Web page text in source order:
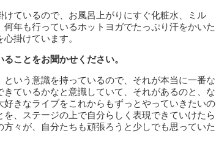
ているので、お風呂上がりにすぐ化粧水、ミル
年も行っているホットヨガでたっぷり汗をかいた
掛けています。
ことをお聞かせください。
いう意識を持っているので、それが本当に一番な
ているかなと意識していて、それがあるのと、な
きなライブをこれからもずっとやっていきたいの
、ステージの上で自分らしく表現できていけたら
々が、自分たちも頑張ろうと少しでも思っていた